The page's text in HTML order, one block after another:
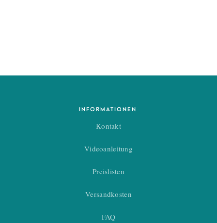
INFORMATIONEN
Kontakt
Videoanleitung
Preislisten
Versandkosten
FAQ